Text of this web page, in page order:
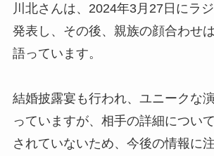
川北さんは、2024年3月27日にラ
発表し、その後、親族の顔合わせ
語っています。
結婚披露宴も行われ、ユニークな
っていますが、相手の詳細につい
されていないため、今後の情報に